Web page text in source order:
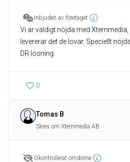
Inbjuden av företaget
Vi är väldigt nöjda med
levererar det de lovar. Speciellt
DR lösning.
0
Tomas B
Skrev om Xternmedia AB
Okontrollerat omdöme